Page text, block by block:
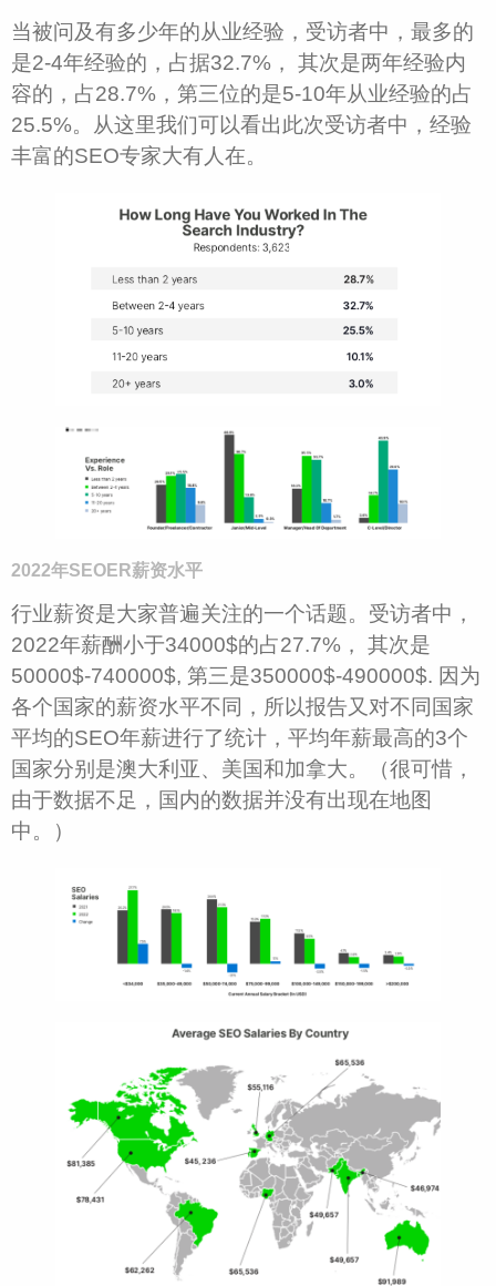
当被问及有多少年的从业经验，受访者中，最多的
是2-4年经验的，占据32.7%， 其次是两年经验内
容的，占28.7%，第三位的是5-10年从业经验的占
25.5%。从这里我们可以看出此次受访者中，经验
丰富的SEO专家大有人在。
2022年SEOER薪资水平
行业薪资是大家普遍关注的一个话题。受访者中，
2022年薪酬小于34000$的占27.7%， 其次是
50000$-740000$, 第三是350000$-490000$. 因为
各个国家的薪资水平不同，所以报告又对不同国家
平均的SEO年薪进行了统计，平均年薪最高的3个
国家分别是澳大利亚、美国和加拿大。（很可惜，
由于数据不足，国内的数据并没有出现在地图
中。）